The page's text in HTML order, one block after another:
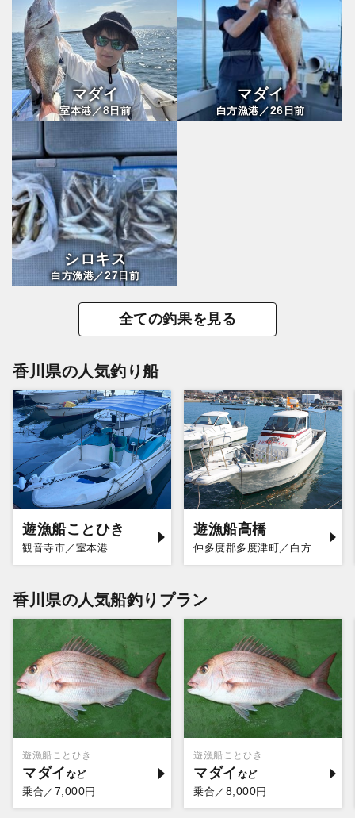
マダイ
室本港／8日前
マダイ
白方漁港／26日前
シロキス
白方漁港／27日前
全ての釣果を見る
香川県の人気釣り船
遊漁船ことひき
観音寺市／室本港
遊漁船高橋
仲多度郡多度津町／白方漁港
香川県の人気船釣りプラン
遊漁船ことひき
マダイ
乗合／ 7,000円
遊漁船ことひき
マダイ
乗合／ 8,000円